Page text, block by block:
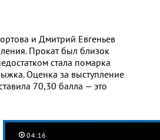
и Дмитрий Евгеньев
Прокат был близок
стала помарка
Оценка за выступление
70,30 балла — это
04:16